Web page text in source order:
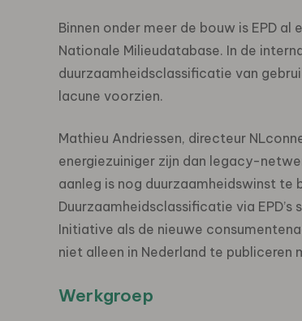
Binnen onder meer de bouw is EPD
Nationale Milieudatabase. In de
duurzaamheidsclassificatie van
lacune voorzien.
Mathieu Andriessen, directeur
energiezuiniger zijn dan legacy-
aanleg is nog duurzaamheidswinst te
Duurzaamheidsclassificatie via
Initiative als de nieuwe
niet alleen in Nederland te publiceren
Werkgroep